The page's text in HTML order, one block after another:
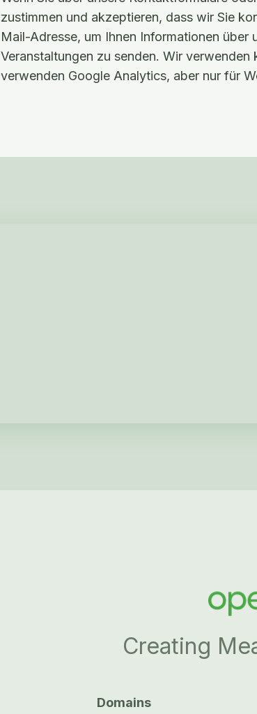
zustimmen und akzeptieren, dass wir Sie
Mail-Adresse, um Ihnen Informationen
Veranstaltungen zu senden. Wir
verwenden Google Analytics, aber nur für
Creating
Domains